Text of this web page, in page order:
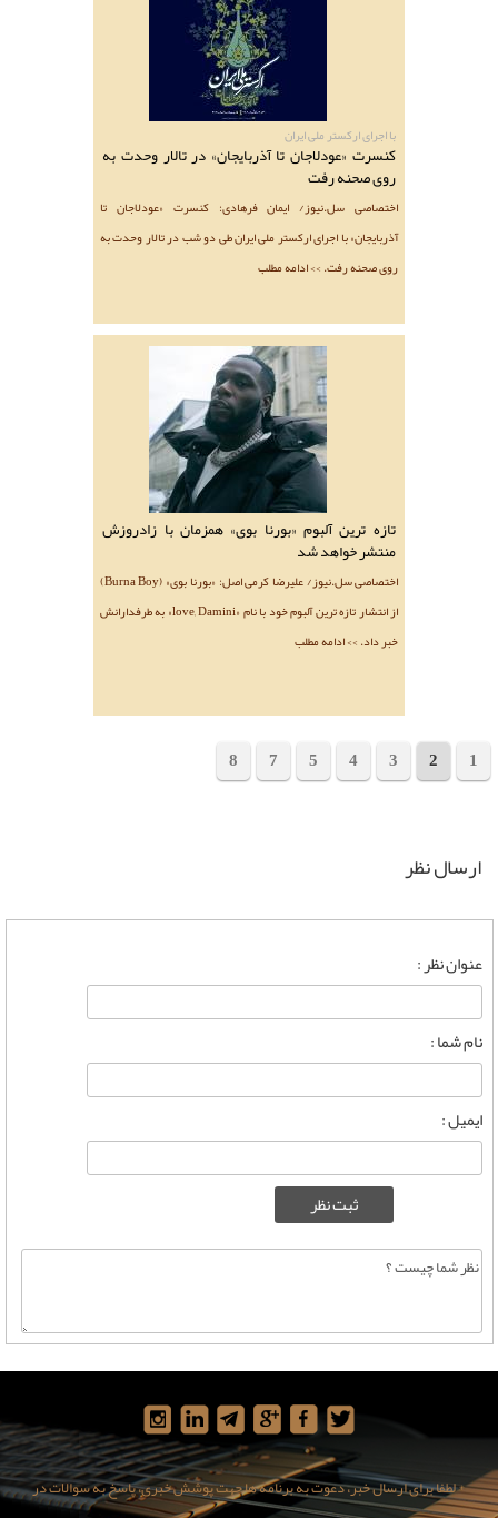
با اجرای ارکستر ملی ایران
کنسرت «عودلاجان تا آذربایجان» در تالار وحدت به
روی صحنه رفت
اختصاصی سل.نیوز/ ایمان فرهادی: کنسرت «عودلاجان تا
آذربایجان» با اجرای ارکستر ملی ایران طی دو شب در تالار وحدت به
روی صحنه رفت. >> ادامه مطلب
تازه ترین آلبوم «بورنا بوی» همزمان با زادروزش
منتشر خواهد شد
اختصاصی سل.نیوز/ علیرضا کرمی اصل: «بورنا بوی» (Burna Boy)
از انتشار تازه ترین آلبوم خود با نام «love, Damini» به طرفدارانش
خبر داد. >> ادامه مطلب
1
2
3
4
5
7
8
ارسال نظر
عنوان نظر :
نام شما :
ایمیل :
* لطفا برای ارسال خبر، دعوت به برنامه ها جهت پوشش خبری، پاسخ به سوالات در